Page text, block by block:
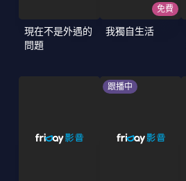
現在不是外遇的
問題
免費
我獨自生活
跟播中